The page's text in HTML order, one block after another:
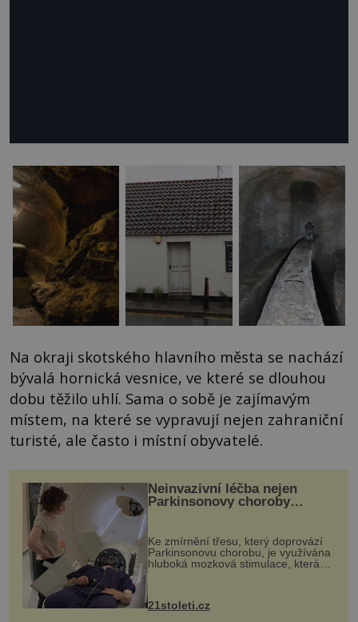
Na okraji skotského hlavního města se nachází
bývalá hornická vesnice, ve které se dlouhou
dobu těžilo uhlí. Sama o sobě je zajímavým
místem, na které se vypravují nejen zahraniční
turisté, ale často i místní obyvatelé.
Neinvazivní léčba nejen
Parkinsonovy choroby
Ke zmírnění třesu, který doprovází
Parkinsonovu chorobu, je využívána
hluboká mozková stimulace, která
však vyžaduje vysoce invazivní
k dostatečně přesnému zacílení ...
21stoleti.cz